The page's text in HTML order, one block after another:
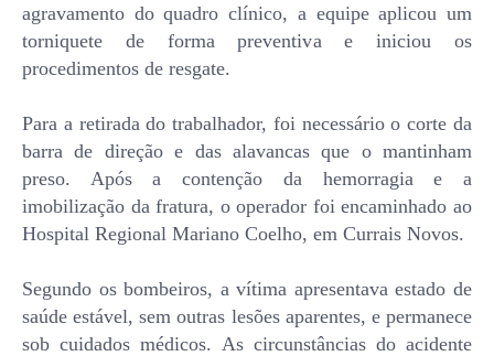
agravamento do quadro clínico, a equipe aplicou um
torniquete de forma preventiva e iniciou os
procedimentos de resgate.
Para a retirada do trabalhador, foi necessário o corte da
barra de direção e das alavancas que o mantinham
preso. Após a contenção da hemorragia e a
imobilização da fratura, o operador foi encaminhado ao
Hospital Regional Mariano Coelho, em Currais Novos.
Segundo os bombeiros, a vítima apresentava estado de
saúde estável, sem outras lesões aparentes, e permanece
sob cuidados médicos. As circunstâncias do acidente